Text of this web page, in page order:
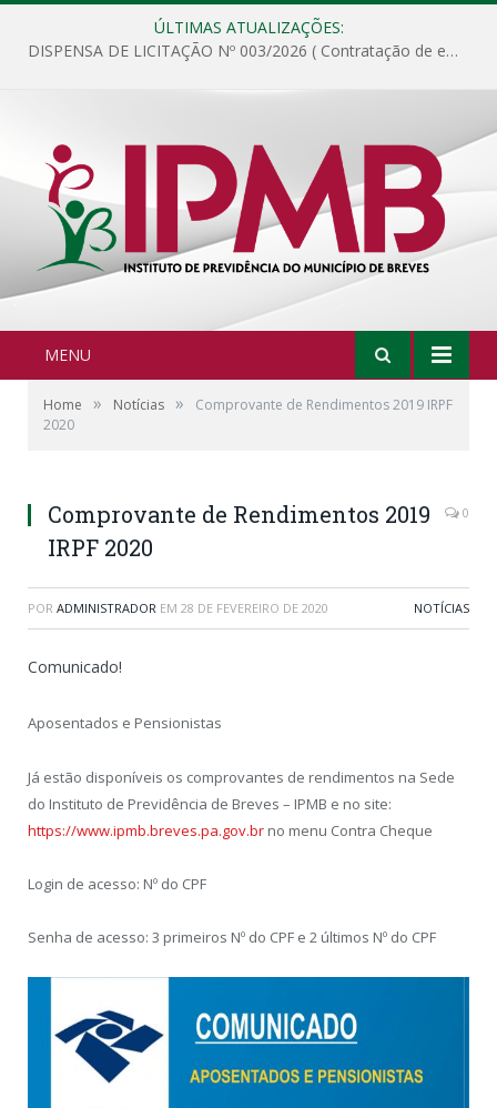
ÚLTIMAS ATUALIZAÇÕES:
DISPENSA DE LICITAÇÃO Nº 003/2026 ( Contratação de empresa para fornecimento de gêneros alimentícios não perecíveis, materiais de expediente, descartáveis, copa e cozinha, para análise e posterior publicação.)
MENU
Home » Notícias »
Comprovante de Rendimentos 2019 IRPF
2020
Comprovante de Rendimentos 2019
IRPF 2020
0
POR ADMINISTRADOR EM 28 DE FEVEREIRO DE 2020 NOTÍCIAS
Comunicado!
Aposentados e Pensionistas
Já estão disponíveis os comprovantes de rendimentos na Sede
do Instituto de Previdência de Breves – IPMB e no site:
https://www.ipmb.breves.pa.gov.br no menu Contra Cheque
Login de acesso: Nº do CPF
Senha de acesso: 3 primeiros Nº do CPF e 2 últimos Nº do CPF